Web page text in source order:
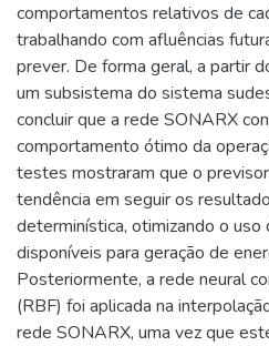
comportamentos relativos de
trabalhando com afluências
prever. De forma geral, a partir
um subsistema do sistema
concluir que a rede SONARX
comportamento ótimo da
testes mostraram que o
tendência em seguir os
determinística, otimizando o uso
disponíveis para geração de
Posteriormente, a rede neural
(RBF) foi aplicada na
rede SONARX, uma vez que